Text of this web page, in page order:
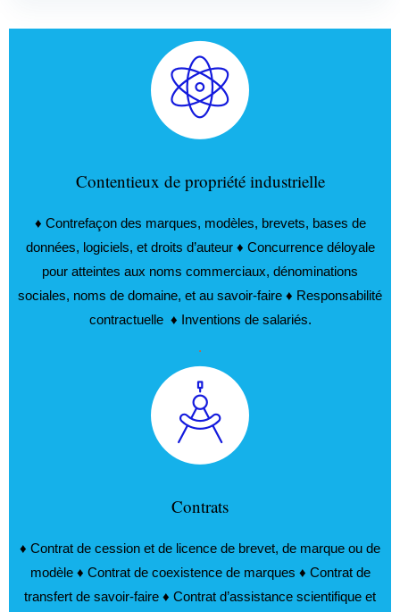
Contentieux de propriété industrielle
♦ Contrefaçon des marques, modèles, brevets, bases de
données, logiciels, et droits d’auteur ♦ Concurrence déloyale
pour atteintes aux noms commerciaux, dénominations
sociales, noms de domaine, et au savoir-faire ♦ Responsabilité
contractuelle ♦ Inventions de salariés.
.
Contrats
♦ Contrat de cession et de licence de brevet, de marque ou de
modèle ♦ Contrat de coexistence de marques ♦ Contrat de
transfert de savoir-faire ♦ Contrat d’assistance scientifique et